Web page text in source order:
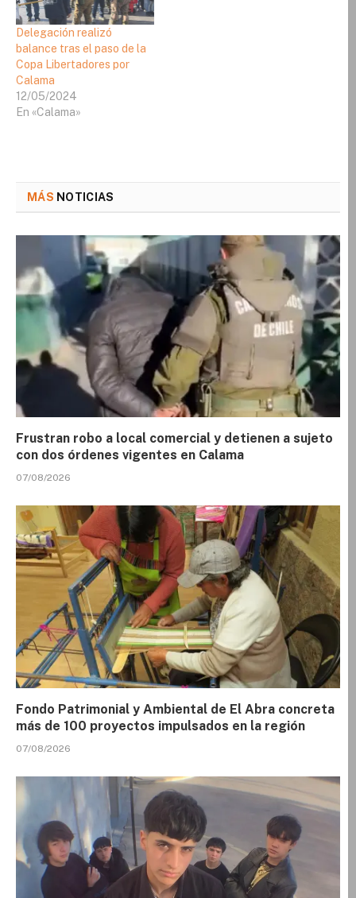
Delegación realizó
balance tras el paso de la
Copa Libertadores por
Calama
12/05/2024
En «Calama»
MÁS NOTICIAS
Frustran robo a local comercial y detienen a sujeto
con dos órdenes vigentes en Calama
07/08/2026
Fondo Patrimonial y Ambiental de El Abra concreta
más de 100 proyectos impulsados en la región
07/08/2026